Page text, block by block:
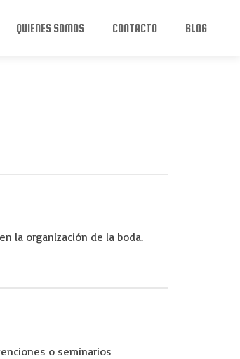
QUIENES SOMOS CONTACTO BLOG
la organización de la boda.
o seminarios